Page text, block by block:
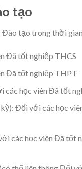
tạo
Đào tạo trong thời
Đã tốt nghiệp THCS
Đã tốt nghiệp THPT
các học viên Đã tốt
Đối với các học
các học viên Đã